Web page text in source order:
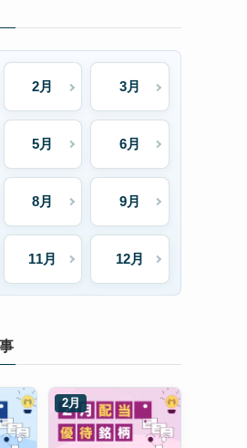
2月 3月
5月 6月
8月 9月
11月 12月
2月